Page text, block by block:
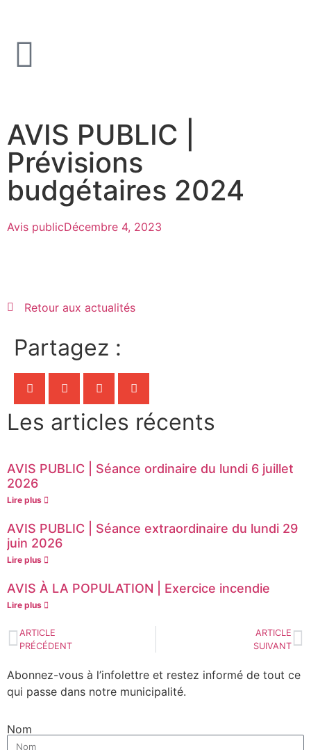
AVIS PUBLIC |
Prévisions
budgétaires 2024
Avis publicDécembre 4, 2023
Retour aux actualités
Partagez :
Les articles récents
AVIS PUBLIC | Séance ordinaire du lundi 6 juillet
2026
Lire plus
AVIS PUBLIC | Séance extraordinaire du lundi 29
juin 2026
Lire plus
AVIS À LA POPULATION | Exercice incendie
Lire plus
ARTICLE
PRÉCÉDENT
ARTICLE
SUIVANT
Abonnez-vous à l’infolettre et restez informé de tout ce
qui passe dans notre municipalité.
Nom